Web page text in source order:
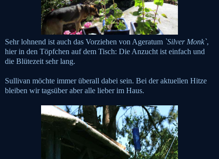
Sehr lohnend ist auch das Vorziehen von Ageratum `Silver Monk`,
hier in den Töpfchen auf dem Tisch: Die Anzucht ist einfach und
die Blütezeit sehr lang.
Sullivan möchte immer überall dabei sein. Bei der aktuellen Hitze
bleiben wir tagsüber aber alle lieber im Haus.